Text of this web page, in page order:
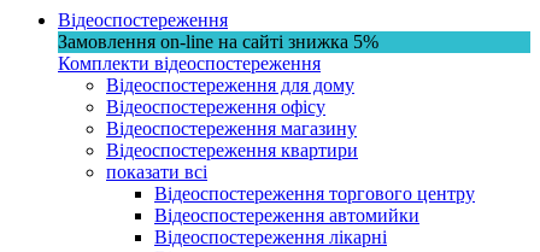
Відеоспостереження
Замовлення on-line на сайті знижка 5%
Комплекти відеоспостереження
Відеоспостереження для дому
Відеоспостереження офісу
Відеоспостереження магазину
Відеоспостереження квартири
показати всі
Відеоспостереження торгового центру
Відеоспостереження автомийки
Відеоспостереження лікарні